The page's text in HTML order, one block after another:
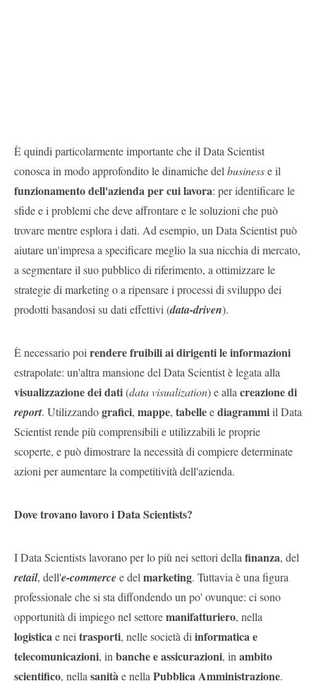
È quindi particolarmente importante che il Data Scientist
conosca in modo approfondito le dinamiche del businesse il
funzionamento dell'azienda per cui lavora: per identificare le
sfide e i problemi che deve affrontare e le soluzioni che può
trovare mentre esplora i dati. Ad esempio, un Data Scientist può
aiutare un'impresa a specificare meglio la sua nicchia di mercato,
a segmentare il suo pubblico di riferimento, a ottimizzare le
strategie di marketing o a ripensare i processi di sviluppo dei
prodotti basandosi su dati effettivi (data-driven).
È necessario poi rendere fruibili ai dirigenti le informazioni
estrapolate: un'altra mansione del Data Scientist è legata alla
visualizzazione dei dati(data visualization) e alla creazione di
report. Utilizzandografici, mappe, tabelleediagrammiil Data
Scientist rende più comprensibili e utilizzabili le proprie
scoperte, e può dimostrare la necessità di compiere determinate
azioni per aumentare la competitività dell'azienda.
Dove trovano lavoro i Data Scientists?
I Data Scientists lavorano per lo più nei settori della finanza, del
retail, dell'e-commercee del marketing. Tuttavia è una figura
professionale che si sta diffondendo un po' ovunque: ci sono
opportunità di impiego nel settoremanifatturiero, nella
logisticae nei trasporti, nelle società di informatica e
telecomunicazioni, in banche e assicurazioni, in ambito
scientifico, nella sanitàe nella Pubblica Amministrazione.